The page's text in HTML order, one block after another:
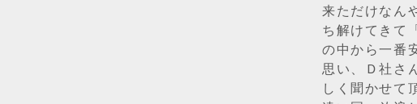
来ただけなん
ち解けてきて
の中から一番
思い、Ｄ社さ
しく聞かせて